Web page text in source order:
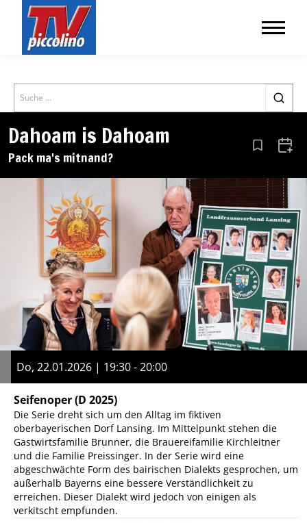
Search
Dahoam is Dahoam
Pack ma's mitnand? Aus den
Do, 22.01.2026 | 19:30 - 20:00
Seifenoper(D 2025)
Die Serie dreht sich um den Alltag im fiktiven
oberbayerischen Dorf Lansing. Im Mittelpunkt stehen die
Gastwirtsfamilie Brunner, die Brauereifamilie Kirchleitner
und die Familie Preissinger. In der Serie wird eine
abgeschwächte Form des bairischen Dialekts gesprochen, um
außerhalb Bayerns eine bessere Verständlichkeit zu
erreichen. Dieser Dialekt wird jedoch von einigen als
verkitscht empfunden.